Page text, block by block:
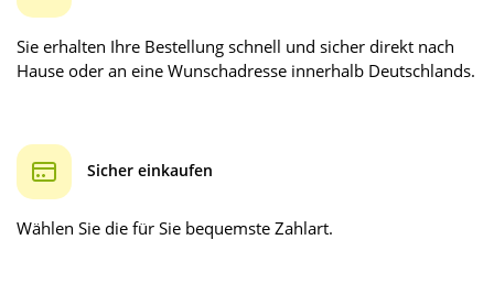
Sie erhalten Ihre Bestellung schnell und sicher direkt nach
Hause oder an eine Wunschadresse innerhalb Deutschlands.
Sicher einkaufen
Wählen Sie die für Sie bequemste Zahlart.